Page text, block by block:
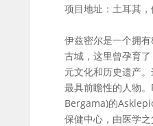
项目地址：土耳其
伊兹密尔是一个拥
古城，这里曾孕育
元文化和历史遗产
最具前瞻性的人物
Bergama)的
保健中心，由医学